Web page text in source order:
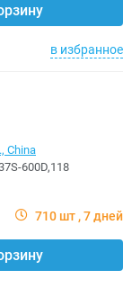
в избранное
China
600D,118
710 шт 7 дней